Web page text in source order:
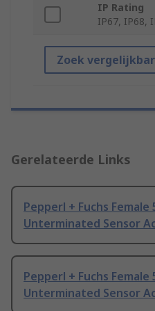
IP Rating
IP67, IP68,
Zoek
Gerelateerde Links
Pepperl + Fuchs
Unterminated Sensor
Pepperl + Fuchs
Unterminated Sensor